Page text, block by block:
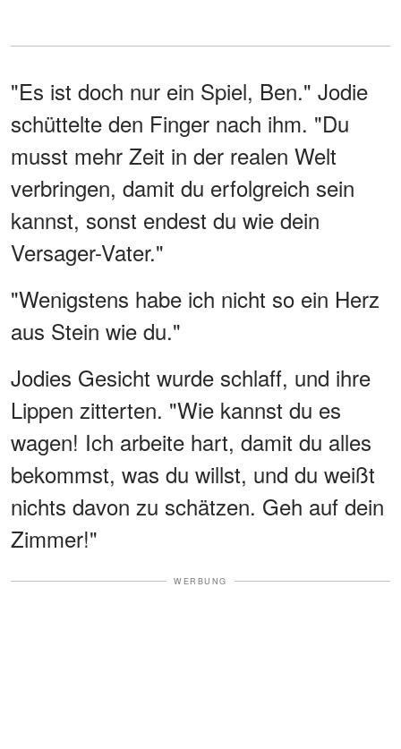
"Es ist doch nur ein Spiel, Ben." Jodie
schüttelte den Finger nach ihm. "Du
musst mehr Zeit in der realen Welt
verbringen, damit du erfolgreich sein
kannst, sonst endest du wie dein
Versager-Vater."
"Wenigstens habe ich nicht so ein Herz
aus Stein wie du."
Jodies Gesicht wurde schlaff, und ihre
Lippen zitterten. "Wie kannst du es
wagen! Ich arbeite hart, damit du alles
bekommst, was du willst, und du weißt
nichts davon zu schätzen. Geh auf dein
Zimmer!"
WERBUNG